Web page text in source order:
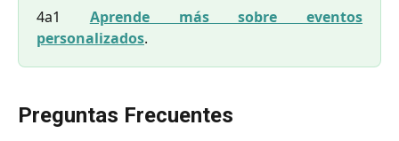
4a1 Aprende más sobre eventos
personalizados.
Preguntas Frecuentes